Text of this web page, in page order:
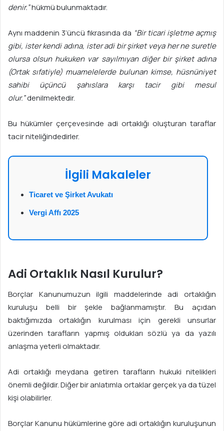
denir.”hükmü bulunmaktadır.
Aynı maddenin 3’üncü fıkrasında da “Bir ticari işletme açmış
gibi, ister kendi adına, ister adi bir şirket veya her ne suretle
olursa olsun hukuken var sayılmıyan diğer bir şirket adına
(Ortak sıfatiyle) muamelelerde bulunan kimse, hüsnüniyet
sahibi üçüncü şahıslara karşı tacir gibi mesul
olur.”denilmektedir.
Bu hükümler çerçevesinde adi ortaklığı oluşturan taraflar
tacir niteliğindedirler.
İlgili Makaleler
Ticaret ve Şirket Avukatı
Vergi Affı 2025
Adi Ortaklık Nasıl Kurulur?
Borçlar Kanunumuzun ilgili maddelerinde adi ortaklığın
kuruluşu belli bir şekle bağlanmamıştır. Bu açıdan
baktığımızda ortaklığın kurulması için gerekli unsurlar
üzerinden tarafların yapmış oldukları sözlü ya da yazılı
anlaşma yeterli olmaktadır.
Adi ortaklığı meydana getiren tarafların hukuki nitelikleri
önemli değildir. Diğer bir anlatımla ortaklar gerçek ya da tüzel
kişi olabilirler.
Borçlar Kanunu hükümlerine göre adi ortaklığın kuruluşunun